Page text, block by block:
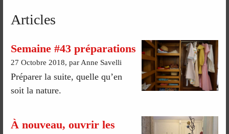
Articles
Semaine #43 préparations
27 Octobre 2018, par Anne Savelli
Préparer la suite, quelle qu’en
soit la nature.
À nouveau, ouvrir les